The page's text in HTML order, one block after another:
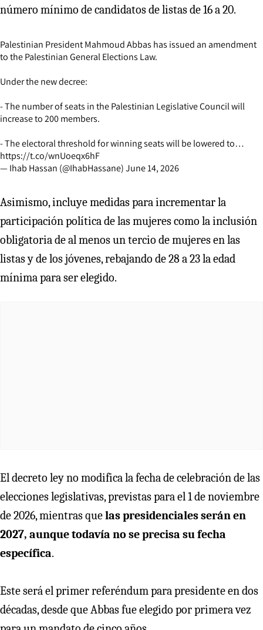
número mínimo de candidatos de listas de 16 a 20.
Palestinian President Mahmoud Abbas has issued an amendment
to the Palestinian General Elections Law.
Under the new decree:
- The number of seats in the Palestinian Legislative Council will
increase to 200 members.
- The electoral threshold for winning seats will be lowered to…
https://t.co/wnUoeqx6hF
— Ihab Hassan (@IhabHassane)June 14, 2026
Asimismo, incluye medidas para incrementar la
participación política de las mujeres como la inclusión
obligatoria de al menos un tercio de mujeres en las
listas y de los jóvenes, rebajando de 28 a 23 la edad
mínima para ser elegido.
El decreto ley no modifica la fecha de celebración de las
elecciones legislativas, previstas para el 1 de noviembre
de 2026, mientras quelas presidenciales serán en
2027, aunque todavía no se precisa su fecha
específica.
Este será el primer referéndum para presidente en dos
décadas, desde que Abbas fue elegido por primera vez